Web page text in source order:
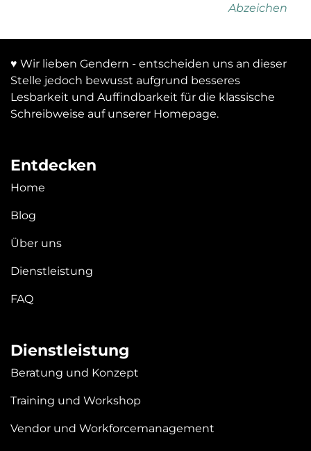
Abzeichen
♥ Wir lieben Gendern - entscheiden uns an dieser
Stelle jedoch bewusst aufgrund besseres
Lesbarkeit und Auffindbarkeit für die klassische
Schreibweise auf unserer Homepage.
Entdecken
Home
Blog
Über uns
Dienstleistung
FAQ
Dienstleistung
Beratung und Konzept
Training und Workshop
Vendor und Workforcemanagement